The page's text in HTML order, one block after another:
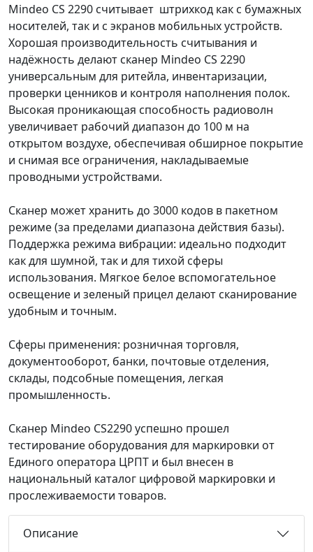
Mindeo CS 2290 считывает штрихкод как с бумажных
носителей, так и с экранов мобильных устройств.
Хорошая производительность считывания и
надёжность делают сканер Mindeo CS 2290
универсальным для ритейла, инвентаризации,
проверки ценников и контроля наполнения полок.
Высокая проникающая способность радиоволн
увеличивает рабочий диапазон до 100 м на
открытом воздухе, обеспечивая обширное покрытие
и снимая все ограничения, накладываемые
проводными устройствами.
Сканер может хранить до 3000 кодов в пакетном
режиме (за пределами диапазона действия базы).
Поддержка режима вибрации: идеально подходит
как для шумной, так и для тихой сферы
использования. Мягкое белое вспомогательное
освещение и зеленый прицел делают сканирование
удобным и точным.
Сферы применения: розничная торговля,
документооборот, банки, почтовые отделения,
склады, подсобные помещения, легкая
промышленность.
Cканер Mindeo СS2290 успешно прошел
тестирование оборудования для маркировки от
Единого оператора ЦРПТ и был внесен в
национальный каталог цифровой маркировки и
прослеживаемости товаров.
Описание